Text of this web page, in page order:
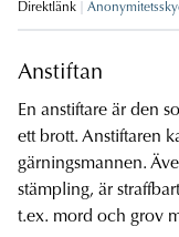
Direktlänk
Anstiftan
En anstiftare är den
ett brott. Anstiftaren
gärningsmannen.
stämpling, är
t.ex. mord och grov